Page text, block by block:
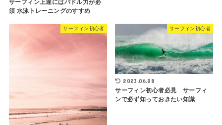
サーフィン上達にはパドル力が必
須 水泳トレーニングのすすめ
サーフィン初心者 サーフィン初心者
2023.06.08
サーフィン初心者必見 サーフィ
ンで必ず知っておきたい知識